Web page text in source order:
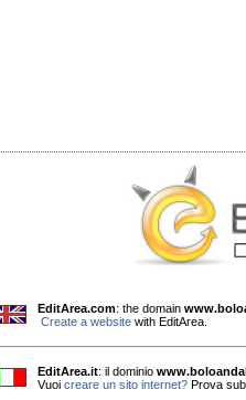
EditArea.com: the domain
Create a website with EditArea.
EditArea.it: il dominio
Vuoi creare un sito internet? Prova